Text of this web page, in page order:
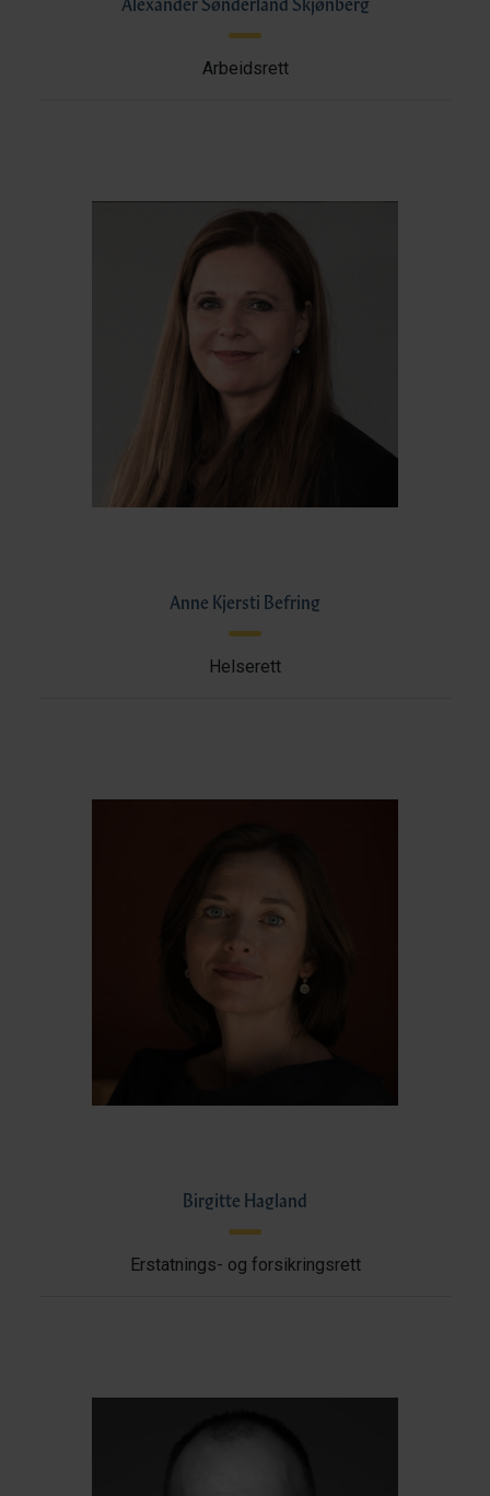
Arbeidsrett
Anne Kjersti Befring
Helserett
Birgitte Hagland
Erstatnings- og forsikringsrett